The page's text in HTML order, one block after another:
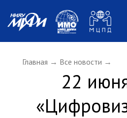
Главная → Все новости →
22